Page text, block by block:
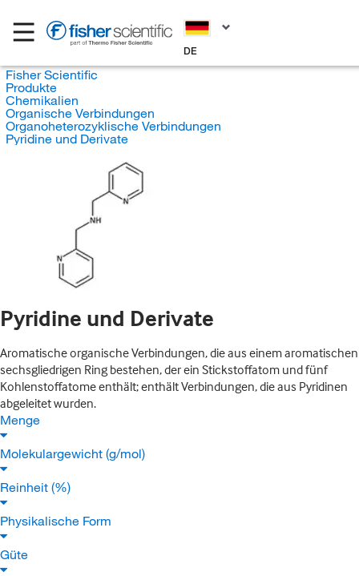
DE
Fisher Scientific
Produkte
Chemikalien
Organische Verbindungen
Organoheterozyklische Verbindungen
Pyridine und Derivate
Pyridine und Derivate
Aromatische organische Verbindungen, die aus einem aromatischen
sechsgliedrigen Ring bestehen, der ein Stickstoffatom und fünf
Kohlenstoffatome enthält; enthält Verbindungen, die aus Pyridinen
abgeleitet wurden.
Menge
Molekulargewicht (g/mol)
Reinheit (%)
Physikalische Form
Güte